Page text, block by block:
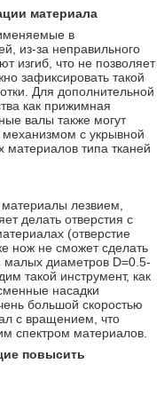
материала
в
из-за неправильного
изгиб, что не позволяет
зафиксировать такой
Для дополнительной
как прижимная
валы также могут
с укрывной
материалов типа тканей
лезвием,
делать отверстия с
(отверстие
нож не сможет сделать
малых диаметров D=0.5-
такой инструмент, как
насадки
большой скоростью
с вращением, что
спектром материалов.
повысить